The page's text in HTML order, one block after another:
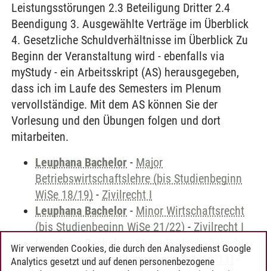
Leistungsstörungen 2.3 Beteiligung Dritter 2.4
Beendigung 3. Ausgewählte Verträge im Überblick
4. Gesetzliche Schuldverhältnisse im Überblick Zu
Beginn der Veranstaltung wird - ebenfalls via
myStudy - ein Arbeitsskript (AS) herausgegeben,
dass ich im Laufe des Semesters im Plenum
vervollständige. Mit dem AS können Sie der
Vorlesung und den Übungen folgen und dort
mitarbeiten.
Leuphana Bachelor - Major
Betriebswirtschaftslehre (bis Studienbeginn
WiSe 18/19) - Zivilrecht I
Leuphana Bachelor - Minor Wirtschaftsrecht
(bis Studienbeginn WiSe 21/22) - Zivilrecht I
Leuphana Bachelor-Minor Wirtschaftsrecht
(auslaufend) (bis Studienbeginn 2010/11)
Wir verwenden Cookies, die durch den Analysedienst Google
Analytics gesetzt und auf denen personenbezogene